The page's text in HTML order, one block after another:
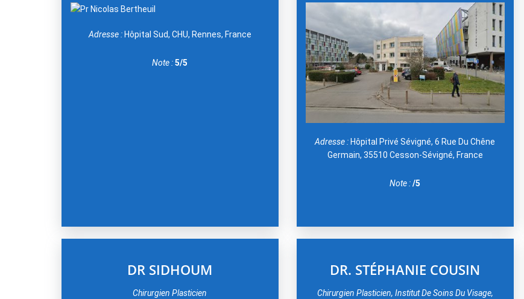
Adresse :Hôpital Sud, CHU, Rennes, France
Note : 5/5
Adresse : Hôpital Privé Sévigné, 6 Rue Du Chêne
Germain, 35510 Cesson-Sévigné, France
Note : /5
DR SIDHOUM
Chirurgien Plasticien
DR. STÉPHANIE COUSIN
Chirurgien Plasticien, Institut De Soins Du Visage,